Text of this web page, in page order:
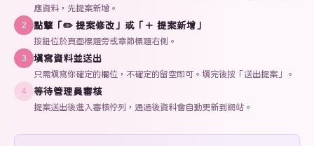
應資料，先提案新增。
2
點擊「✏️ 提案修改」或「＋ 提案新增」
按鈕位於頁面標題旁或章節標題右側。
3
填寫資料並送出
只需填寫你確定的欄位，不確定的留空即可。填完後按「送出提案」。
4
等待管理員審核
提案送出後進入審核佇列，通過後資料會自動更新到網站。